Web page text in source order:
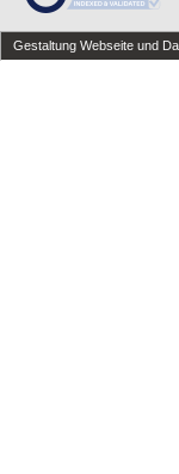
Gestaltung Webseite und